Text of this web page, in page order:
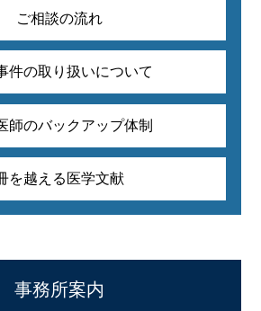
ご相談の流れ
件の取り扱いについて
師のバックアップ体制
を越える医学文献
事務所案内